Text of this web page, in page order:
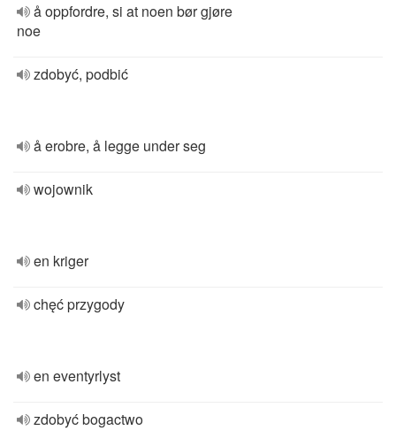
å oppfordre, si at noen bør gjøre
noe
zdobyć, podbić
å erobre, å legge under seg
wojownik
en kriger
chęć przygody
en eventyrlyst
zdobyć bogactwo